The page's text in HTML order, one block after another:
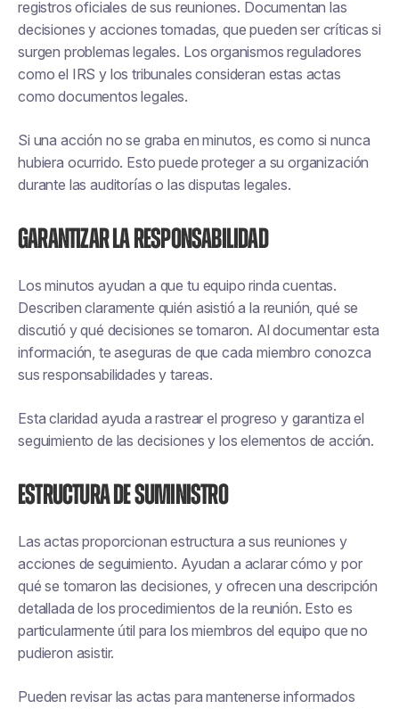
registros oficiales de sus reuniones. Documentan las
decisiones y acciones tomadas, que pueden ser críticas si
surgen problemas legales. Los organismos reguladores
como el IRS y los tribunales consideran estas actas
como documentos legales.
Si una acción no se graba en minutos, es como si nunca
hubiera ocurrido. Esto puede proteger a su organización
durante las auditorías o las disputas legales.
Garantizar la responsabilidad
Los minutos ayudan a que tu equipo rinda cuentas.
Describen claramente quién asistió a la reunión, qué se
discutió y qué decisiones se tomaron. Al documentar esta
información, te aseguras de que cada miembro conozca
sus responsabilidades y tareas.
Esta claridad ayuda a rastrear el progreso y garantiza el
seguimiento de las decisiones y los elementos de acción.
Estructura de suministro
Las actas proporcionan estructura a sus reuniones y
acciones de seguimiento. Ayudan a aclarar cómo y por
qué se tomaron las decisiones, y ofrecen una descripción
detallada de los procedimientos de la reunión. Esto es
particularmente útil para los miembros del equipo que no
pudieron asistir.
Pueden revisar las actas para mantenerse informados